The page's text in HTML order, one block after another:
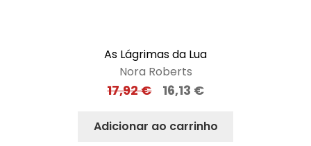
As Lágrimas da Lua
Nora Roberts
17,92€ 16,13 €
Adicionar ao carrinho